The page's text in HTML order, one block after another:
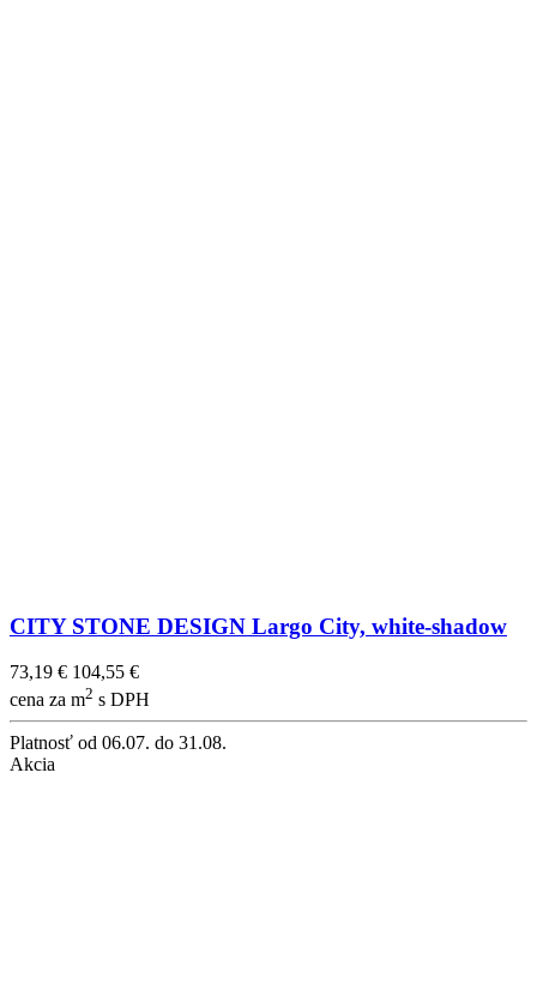
CITY STONE DESIGN Largo City, white-shadow
73,19 € 104,55 €
cena za m2 s DPH
Platnosť od 06.07. do 31.08.
Akcia